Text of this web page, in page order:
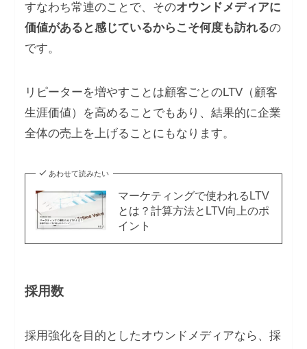
すなわち常連のことで、そのオウンドメディアに
価値があると感じているからこそ何度も訪れるの
です。
リピーターを増やすことは顧客ごとのLTV（顧客
生涯価値）を高めることでもあり、結果的に企業
全体の売上を上げることにもなります。
あわせて読みたい
マーケティングで使われるLTV
とは？計算方法とLTV向上のポ
イント
採用数
採用強化を目的としたオウンドメディアなら、採